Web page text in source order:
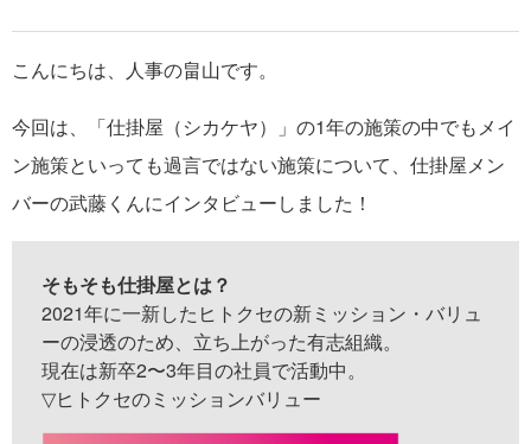
こんにちは、人事の畠山です。
今回は、「仕掛屋（シカケヤ）」の1年の施策の中でもメイ
ン施策といっても過言ではない施策について、仕掛屋メン
バーの武藤くんにインタビューしました！
そもそも仕掛屋とは？
2021年に一新したヒトクセの新ミッション・バリュ
ーの浸透のため、立ち上がった有志組織。
現在は新卒2〜3年目の社員で活動中。
▽ヒトクセのミッションバリュー